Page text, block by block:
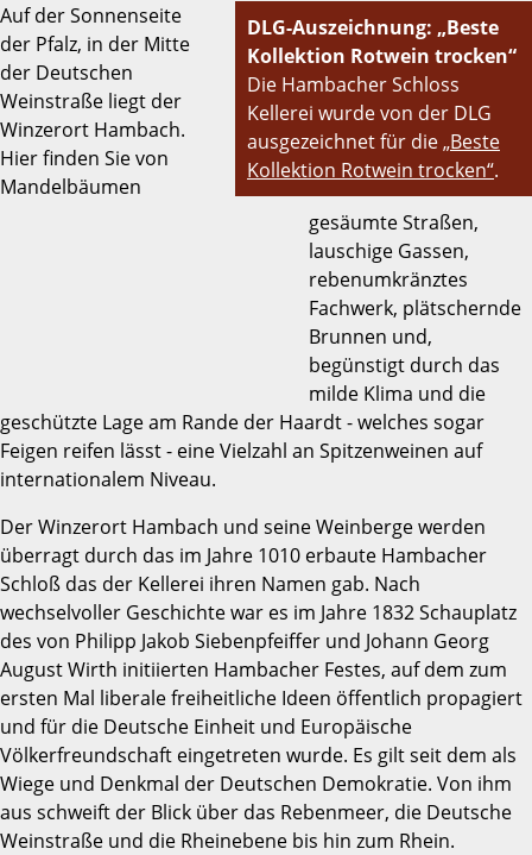
DLG-Auszeichnung: „Beste
Kollektion Rotwein trocken“
Die Hambacher Schloss
Kellerei wurde von der DLG
ausgezeichnet für die„Beste
Kollektion Rotwein trocken“.
Auf der Sonnenseite
der Pfalz, in der Mitte
der Deutschen
Weinstraße liegt der
Winzerort Hambach.
Hier finden Sie von
Mandelbäumen
gesäumte Straßen,
lauschige Gassen,
rebenumkränztes
Fachwerk, plätschernde
Brunnen und,
begünstigt durch das
milde Klima und die
geschützte Lage am Rande der Haardt - welches sogar
Feigen reifen lässt - eine Vielzahl an Spitzenweinen auf
internationalem Niveau.
Der Winzerort Hambach und seine Weinberge werden
überragt durch das im Jahre 1010 erbaute Hambacher
Schloß das der Kellerei ihren Namen gab. Nach
wechselvoller Geschichte war es im Jahre 1832 Schauplatz
des von Philipp Jakob Siebenpfeiffer und Johann Georg
August Wirth initiierten Hambacher Festes, auf dem zum
ersten Mal liberale freiheitliche Ideen öffentlich propagiert
und für die Deutsche Einheit und Europäische
Völkerfreundschaft eingetreten wurde. Es gilt seit dem als
Wiege und Denkmal der Deutschen Demokratie. Von ihm
aus schweift der Blick über das Rebenmeer, die Deutsche
Weinstraße und die Rheinebene bis hin zum Rhein.